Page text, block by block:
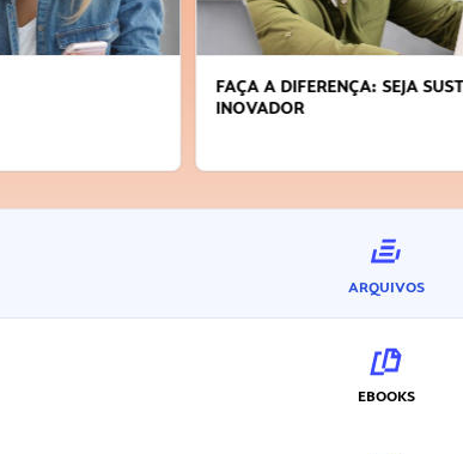
FAÇA A DIFERENÇA: SEJA
INOVADOR
ARQUIVOS
EBOOKS